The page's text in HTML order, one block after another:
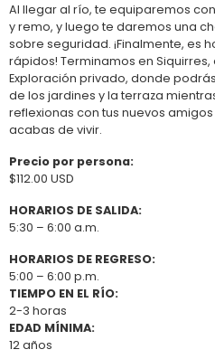
Al llegar al río, te equiparemos
y remo, y luego te daremos una
sobre seguridad. ¡Finalmente, es
rápidos! Terminamos en
Exploración privado, donde
de los jardines y la terraza
reflexionas con tus nuevos
acabas de vivir.
Precio por persona:
$112.00 USD
HORARIOS DE SALIDA:
5:30 – 6:00 a.m.
HORARIOS DE REGRESO:
5:00 – 6:00 p.m.
TIEMPO EN EL RÍO:
2-3 horas
EDAD MÍNIMA:
12 años